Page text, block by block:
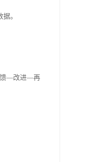
。
馈—改进—再